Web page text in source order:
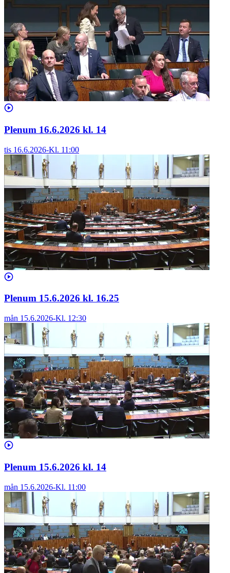
Plenum 16.6.2026 kl. 14
tis 16.6.2026-Kl. 11:00
Plenum 15.6.2026 kl. 16.25
mån 15.6.2026-Kl. 12:30
Plenum 15.6.2026 kl. 14
mån 15.6.2026-Kl. 11:00